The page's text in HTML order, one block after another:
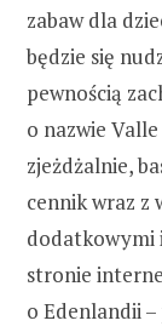
zabaw dla
będzie się
pewnością
o nazwie
zjeżdżalnie,
cennik wraz z
dodatkowymi
stronie
o Edenlandii